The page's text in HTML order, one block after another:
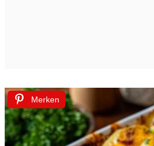
Merken